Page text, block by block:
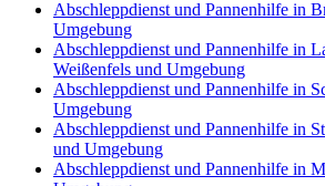
Abschleppdienst und Pannenhilfe in
Umgebung
Abschleppdienst und Pannenhilfe in
Weißenfels und Umgebung
Abschleppdienst und Pannenhilfe in
Umgebung
Abschleppdienst und Pannenhilfe in
und Umgebung
Abschleppdienst und Pannenhilfe in